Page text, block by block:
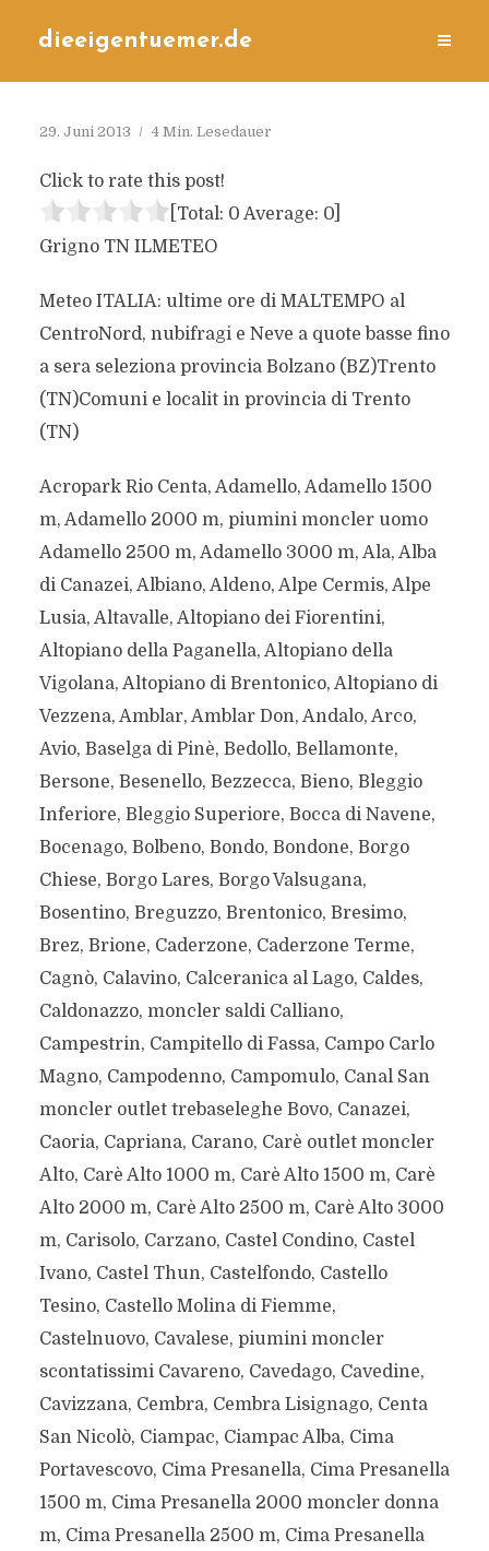
dieeigentuemer.de
29. Juni 2013 4 Min. Lesedauer
Click to rate this post!
[Total: 0 Average: 0]
Grigno TN ILMETEO
Meteo ITALIA: ultime ore di MALTEMPO al
CentroNord, nubifragi e Neve a quote basse fino
a sera seleziona provincia Bolzano (BZ)Trento
(TN)Comuni e localit in provincia di Trento
(TN)
Acropark Rio Centa, Adamello, Adamello 1500
m, Adamello 2000 m, piumini moncler uomo
Adamello 2500 m, Adamello 3000 m, Ala, Alba
di Canazei, Albiano, Aldeno, Alpe Cermis, Alpe
Lusia, Altavalle, Altopiano dei Fiorentini,
Altopiano della Paganella, Altopiano della
Vigolana, Altopiano di Brentonico, Altopiano di
Vezzena, Amblar, Amblar Don, Andalo, Arco,
Avio, Baselga di Pinè, Bedollo, Bellamonte,
Bersone, Besenello, Bezzecca, Bieno, Bleggio
Inferiore, Bleggio Superiore, Bocca di Navene,
Bocenago, Bolbeno, Bondo, Bondone, Borgo
Chiese, Borgo Lares, Borgo Valsugana,
Bosentino, Breguzzo, Brentonico, Bresimo,
Brez, Brione, Caderzone, Caderzone Terme,
Cagnò, Calavino, Calceranica al Lago, Caldes,
Caldonazzo, moncler saldi Calliano,
Campestrin, Campitello di Fassa, Campo Carlo
Magno, Campodenno, Campomulo, Canal San
moncler outlet trebaseleghe Bovo, Canazei,
Caoria, Capriana, Carano, Carè outlet moncler
Alto, Carè Alto 1000 m, Carè Alto 1500 m, Carè
Alto 2000 m, Carè Alto 2500 m, Carè Alto 3000
m, Carisolo, Carzano, Castel Condino, Castel
Ivano, Castel Thun, Castelfondo, Castello
Tesino, Castello Molina di Fiemme,
Castelnuovo, Cavalese, piumini moncler
scontatissimi Cavareno, Cavedago, Cavedine,
Cavizzana, Cembra, Cembra Lisignago, Centa
San Nicolò, Ciampac, Ciampac Alba, Cima
Portavescovo, Cima Presanella, Cima Presanella
1500 m, Cima Presanella 2000 moncler donna
m, Cima Presanella 2500 m, Cima Presanella